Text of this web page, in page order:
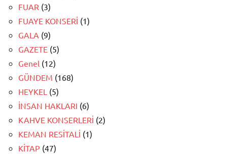
FUAR (3)
FUAYE KONSERİ (1)
GALA (9)
GAZETE (5)
Genel (12)
GÜNDEM (168)
HEYKEL (5)
İNSAN HAKLARI (6)
KAHVE KONSERLERİ (2)
KEMAN RESİTALİ (1)
KİTAP (47)